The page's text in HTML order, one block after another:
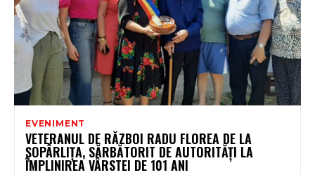
EVENIMENT
VETERANUL DE RĂZBOI RADU FLOREA DE LA
ȘOPÂRLIȚA, SĂRBĂTORIT DE AUTORITĂȚI LA
ÎMPLINIREA VÂRSTEI DE 101 ANI